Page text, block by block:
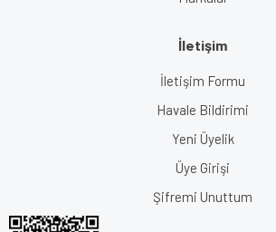
İletişim
İletişim Formu
Havale Bildirimi
Yeni Üyelik
Üye Girişi
Şifremi Unuttum